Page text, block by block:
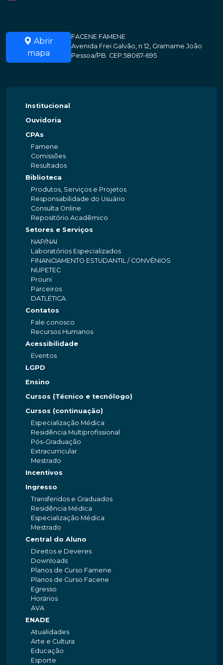
Abrir
mapa
FACENE FAMENE
Avenida Frei Galvão, n 12, Gramame João
Pessoa/PB. CEP:58067-695
Institucional
Ouvidoria
CPAs
Famene
Comissões
Resultados
Biblioteca
Produtos, Serviços e Projetos
Responsabilidade do Usuário
Consulta Online
Repositório Acadêmico
Setores e Serviços
NAP/NAI
Laboratórios Especializados
FINANCIAMENTO ESTUDANTIL / CONVÊNIOS
NUPETEC
Prouni
Parceiros
DATLÉTICA
Contatos
Fale conosco
Recursos Humanos
Acessibilidade
Eventos
LGPD
Ensino
Cursos (Técnico e tecnólogo)
Cursos (continuação)
Especialização Médica
Residência Multiprofissional
Pós-Graduação
Extracurricular
Mestrado
Incentivos
Ingresso
Transferidos e Graduados
Residência Médica
Especialização Médica
Mestrado
Central do Aluno
Direitos e Deveres
Downloads
Planos de Curso Famene
Planos de Curso Facene
Egresso
Horários
AVA
ENADE
Atualidades
Arte e Cultura
Educação
Esporte